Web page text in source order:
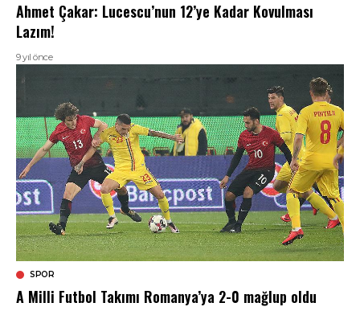
Ahmet Çakar: Lucescu’nun 12’ye Kadar Kovulması
Lazım!
9 yıl önce
SPOR
A Milli Futbol Takımı Romanya’ya 2-0 mağlup oldu